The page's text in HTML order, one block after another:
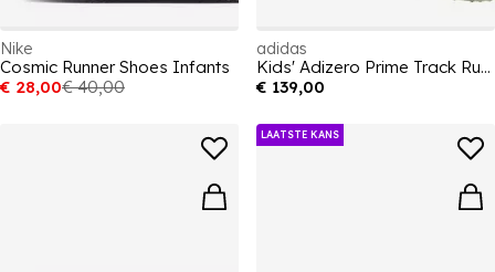
Nike
Cosmic Runner Shoes Infants
€ 28,00€ 40,00
adidas
Kids' Adizero Prime Track Running Shoes
€ 139,00
LAATSTE KANS